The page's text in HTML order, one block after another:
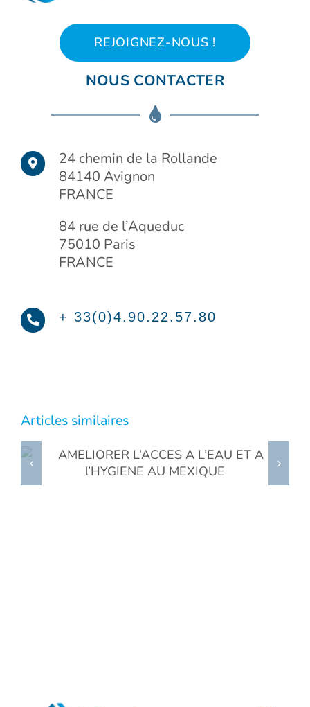
REJOIGNEZ-NOUS !
NOUS CONTACTER
24 chemin de la Rollande
84140 Avignon
FRANCE
84 rue de l’Aqueduc
75010 Paris
FRANCE
+ 33(0)4.90.22.57.80
Articles similaires
ADAPTATION AU CHANGEMENT
CLIMATIQUE DANS 3 PAYS